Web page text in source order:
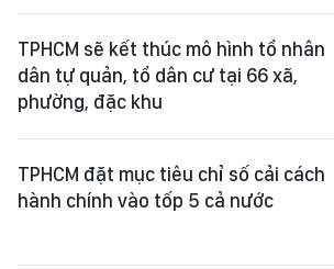
TPHCM sẽ kết thúc mô hình tổ nhân
dân tự quản, tổ dân cư tại 66 xã,
phường, đặc khu
TPHCM đặt mục tiêu chỉ số cải cách
hành chính vào tốp 5 cả nước